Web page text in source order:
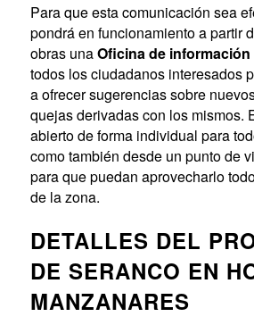
Para que esta comunicación sea
pondrá en funcionamiento a partir
obras unaOficina de
todos los ciudadanos interesados
a ofrecer sugerencias sobre
quejas derivadas con los mismos.
abierto de forma individual para
como también desde un punto de
para que puedan aprovecharlo
de la zona.
DETALLES DEL
DE SERANCO EN
MANZANARES